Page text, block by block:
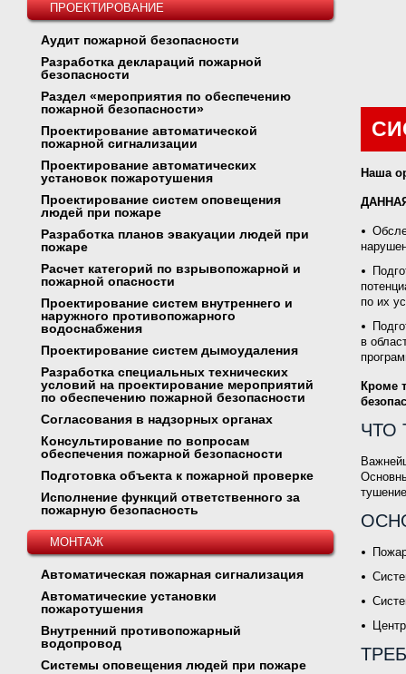
Наша
по их
в
Кроме
ЧТО
ПРОЕКТИРОВАНИЕ
Аудит пожарной безопасности
Разработка деклараций пожарной
безопасности
Раздел «мероприятия по обеспечению
пожарной безопасности»
Проектирование автоматической
пожарной сигнализации
Проектирование автоматических
установок пожаротушения
Проектирование систем оповещения
людей при пожаре
Разработка планов эвакуации людей при
пожаре
Расчет категорий по взрывопожарной и
пожарной опасности
Проектирование систем внутреннего и
наружного противопожарного
водоснабжения
Проектирование систем дымоудаления
Разработка специальных технических
условий на проектирование мероприятий
по обеспечению пожарной безопасности
Согласования в надзорных органах
Консультирование по вопросам
обеспечения пожарной безопасности
Подготовка объекта к пожарной проверке
Исполнение функций ответственного за
пожарную безопасность
МОНТАЖ
Автоматическая пожарная сигнализация
Автоматические установки
пожаротушения
Внутренний противопожарный
водопровод
Системы оповещения людей при пожаре